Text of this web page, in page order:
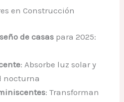
en Construcción
de casas para 2025:
: Absorbe luz solar y
nocturna
: Transforman